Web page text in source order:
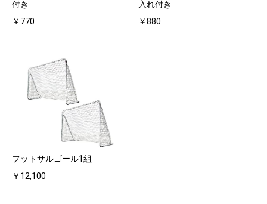
付き
￥770
入れ付き
￥880
フットサルゴール1組
￥12,100